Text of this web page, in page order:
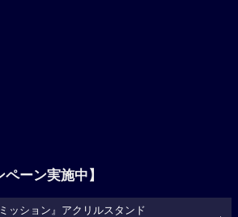
ペーン実施中】
ッション』アクリルスタンド